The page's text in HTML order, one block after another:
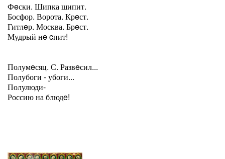
Фeски. Шипка шипит.
Босфор. Ворота. Крeст.
Гитлeр. Москва. Брeст.
Мудрый нe cпит!
Полумeсяц. С. Развeсил...
Полубоги - убоги...
Полулюди-
Россию на блюдe!